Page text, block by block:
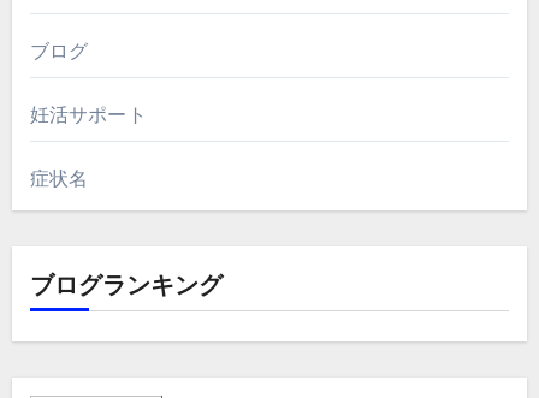
ブログ
妊活サポート
症状名
ブログランキング